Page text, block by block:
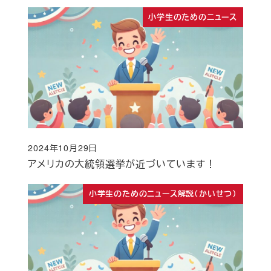
小学生のためのニュース
アメリカの大統領選挙が近づいています！
投稿日
2024年10月29日
小学生のためのニュース解説（かいせつ）